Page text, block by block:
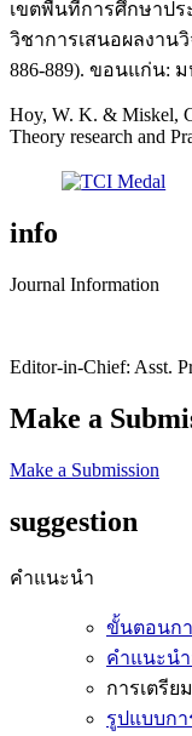
เขตพื้นที่การศึกษาปร
วิชาการเสนอผลงาน
886-889). ขอนแก่น:
Hoy, W. K. & Miskel,
Theory research and
info
Journal Information
Editor-in-Chief: Asst.
Make a
Make a Submission
suggestion
คำแนะนำ
ขั้นตอนก
คำแนะน
การเตรีย
รูปแบบกา